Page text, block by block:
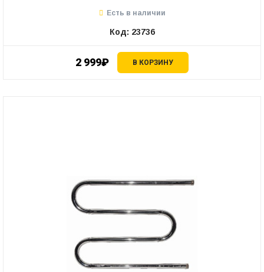
2 999₽ В КОРЗИНУ
Есть в наличии
Код: 23736